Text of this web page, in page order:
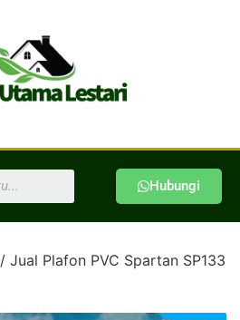
Hubungi
/ Jual Plafon PVC Spartan SP133